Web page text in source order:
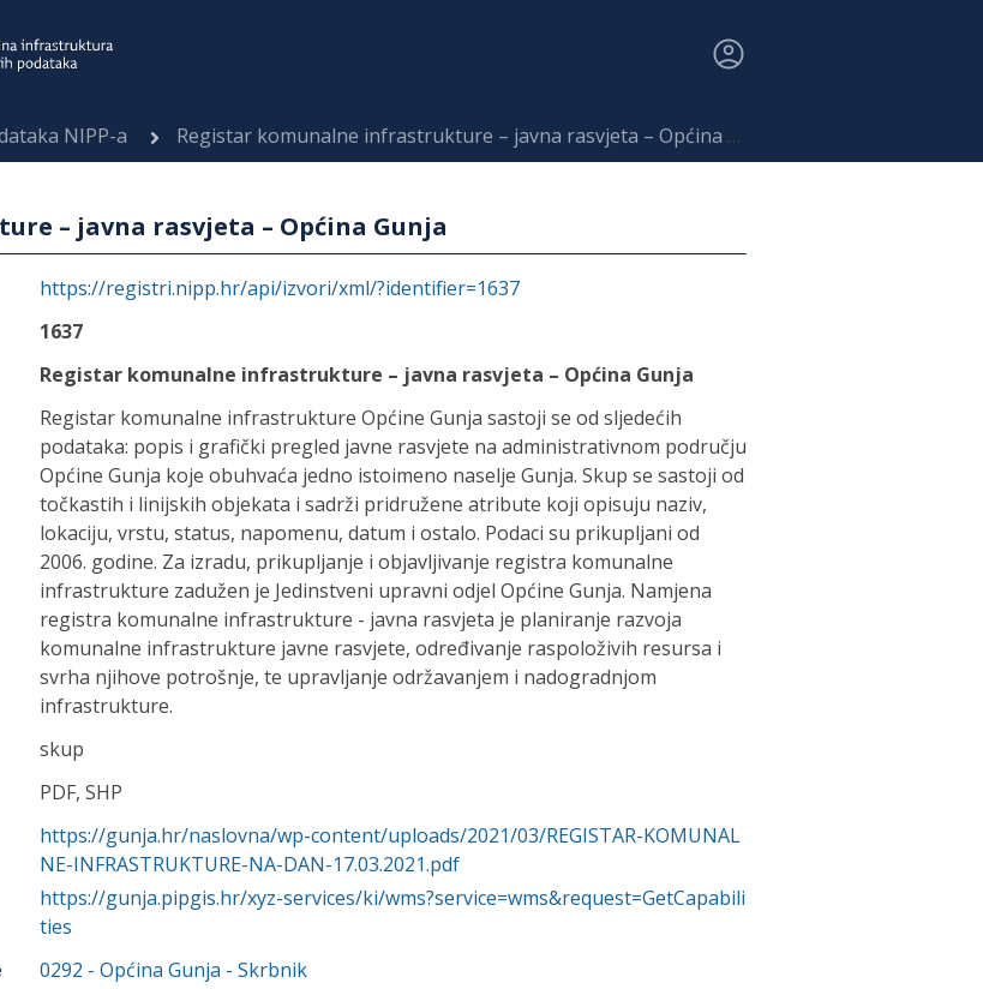
NIPP-a Registar komunalne infrastrukture – javna rasvjeta – Općina Gunja
– javna rasvjeta – Općina Gunja
https://registri.nipp.hr/api/izvori/xml/?identifier=1637
1637
Registar komunalne infrastrukture – javna rasvjeta – Općina Gunja
Registar komunalne infrastrukture Općine Gunja sastoji se od sljedećih
podataka: popis i grafički pregled javne rasvjete na administrativnom području
Općine Gunja koje obuhvaća jedno istoimeno naselje Gunja. Skup se sastoji od
točkastih i linijskih objekata i sadrži pridružene atribute koji opisuju naziv,
lokaciju, vrstu, status, napomenu, datum i ostalo. Podaci su prikupljani od
2006. godine. Za izradu, prikupljanje i objavljivanje registra komunalne
infrastrukture zadužen je Jedinstveni upravni odjel Općine Gunja. Namjena
registra komunalne infrastrukture - javna rasvjeta je planiranje razvoja
komunalne infrastrukture javne rasvjete, određivanje raspoloživih resursa i
svrha njihove potrošnje, te upravljanje održavanjem i nadogradnjom
infrastrukture.
skup
PDF, SHP
https://gunja.hr/naslovna/wp-content/uploads/2021/03/REGISTAR-KOMUNAL
NE-INFRASTRUKTURE-NA-DAN-17.03.2021.pdf
https://gunja.pipgis.hr/xyz-services/ki/wms?service=wms&request=GetCapabili
ties
0292 - Općina Gunja - Skrbnik